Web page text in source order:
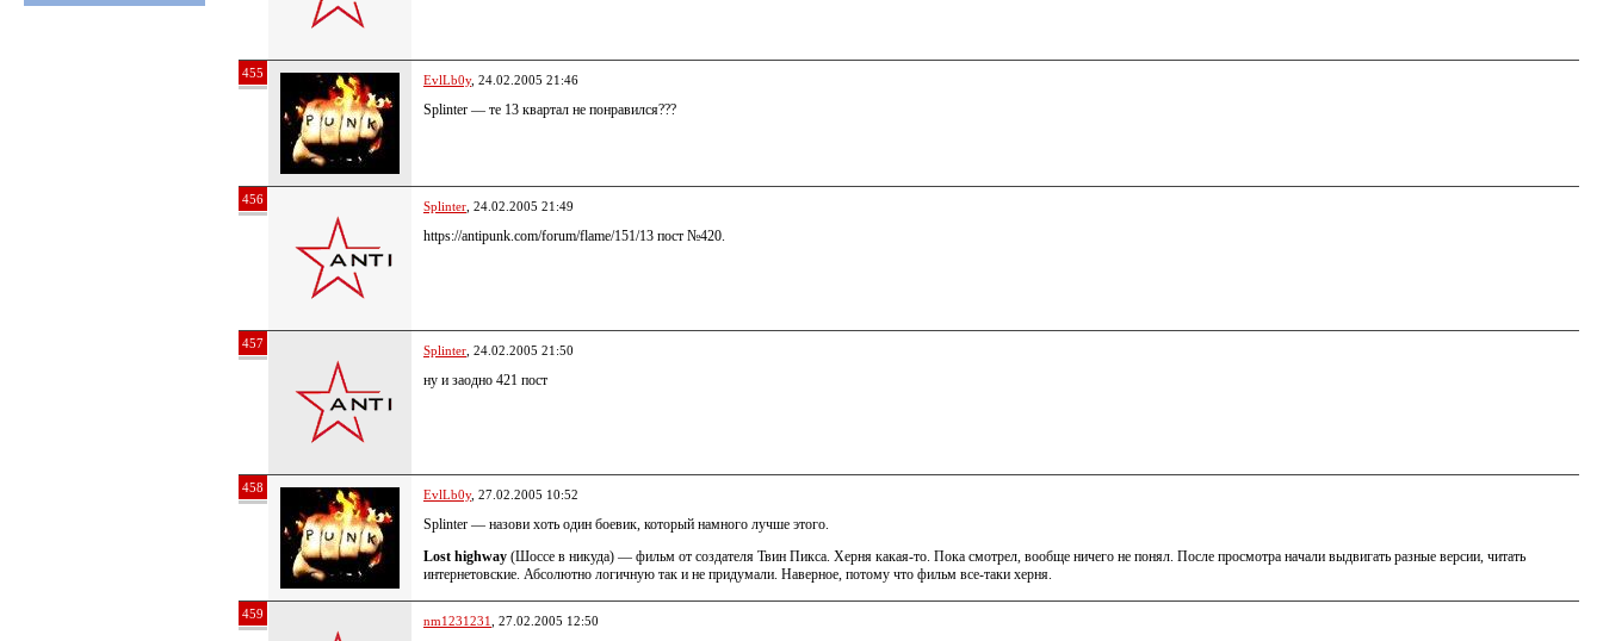
455 EvlLb0y, 24.02.2005 21:46
Splinter — те 13 квартал не понравился???
456 Splinter , 24.02.2005 21:49
https://antipunk.com/forum/flame/151/13 пост №420.
457 Splinter , 24.02.2005 21:50
ну и заодно 421 пост
458 EvlLb0y, 27.02.2005 10:52
Splinter — назови хоть один боевик, который намного лучше этого.
Lost highway (Шоссе в никуда) — фильм от создателя Твин Пикса. Херня какая-то. Пока смотрел, вообще ничего не понял. После просмотра начали выдвигать разные версии, читать
интернетовские. Абсолютно логичную так и не придумали. Наверное, потому что фильм все-таки херня.
459 nm1231231 , 27.02.2005 12:50